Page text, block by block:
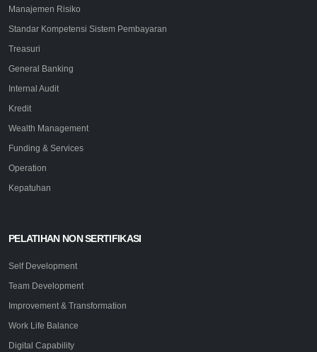
Manajemen Risiko
Standar Kompetensi Sistem Pembayaran
Treasuri
General Banking
Internal Audit
Kredit
Wealth Management
Funding & Services
Operation
Kepatuhan
PELATIHAN NON SERTIFIKASI
Self Development
Team Development
Improvement & Transformation
Work Life Balance
Digital Capability